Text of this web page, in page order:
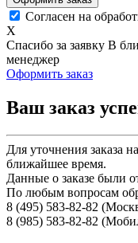
Согласен на
X
Спасибо за заявку В
менеджер
Оформить заказ
Ваш заказ
Для уточнения заказа
ближайшее время.
Данные о заказе были
По любым вопросам
8 (495) 583-82-82
8 (985) 583-82-82